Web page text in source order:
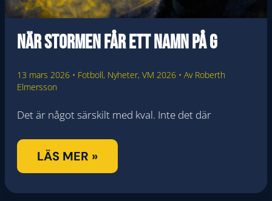
När stormen får ett namn på G
13 mars 2026 • Fotboll, Nyheter, VM 2026• Av Roberth
Elmersson
Det är något särskilt med kval. Inte det där
NÄR
STORMEN
FÅR
LÄS MER »